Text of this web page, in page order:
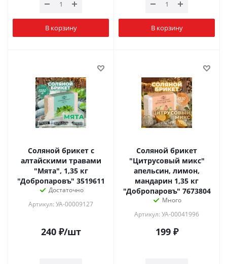
В корзину В корзину
Соляной брикет с
алтайскими травами
"Мята", 1,35 кг
"Добропаровъ" 3519611
Достаточно
Артикул: УА-00009127
240₽/шт
Соляной брикет
"Цитрусовый микс"
апельсин, лимон,
мандарин 1,35 кг
"Добропаровъ" 7673804
Много
Артикул: УА-00041996
199₽